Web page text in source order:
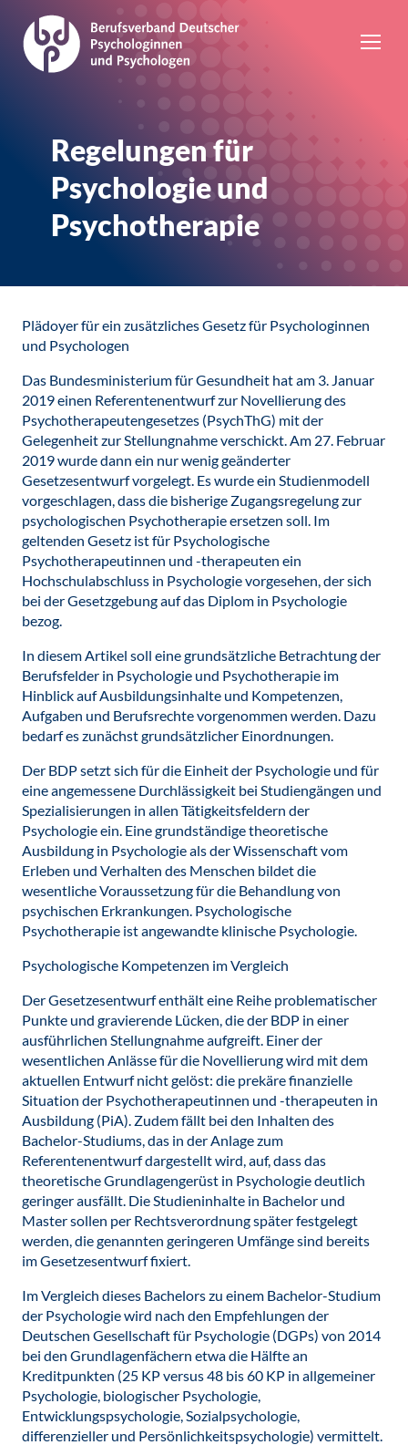
Regelungen für
Psychologie und
Psychotherapie
Plädoyer für ein zusätzliches Gesetz für Psychologinnen
und Psychologen
Das Bundesministerium für Gesundheit hat am 3. Januar
2019 einen Referentenentwurf zur Novellierung des
Psychotherapeutengesetzes (PsychThG) mit der
Gelegenheit zur Stellungnahme verschickt. Am 27. Februar
2019 wurde dann ein nur wenig geänderter
Gesetzesentwurf vorgelegt. Es wurde ein Studienmodell
vorgeschlagen, dass die bisherige Zugangsregelung zur
psychologischen Psychotherapie ersetzen soll. Im
geltenden Gesetz ist für Psychologische
Psychotherapeutinnen und -therapeuten ein
Hochschulabschluss in Psychologie vorgesehen, der sich
bei der Gesetzgebung auf das Diplom in Psychologie
bezog.
In diesem Artikel soll eine grundsätzliche Betrachtung der
Berufsfelder in Psychologie und Psychotherapie im
Hinblick auf Ausbildungsinhalte und Kompetenzen,
Aufgaben und Berufsrechte vorgenommen werden. Dazu
bedarf es zunächst grundsätzlicher Einordnungen.
Der BDP setzt sich für die Einheit der Psychologie und für
eine angemessene Durchlässigkeit bei Studiengängen und
Spezialisierungen in allen Tätigkeitsfeldern der
Psychologie ein. Eine grundständige theoretische
Ausbildung in Psychologie als der Wissenschaft vom
Erleben und Verhalten des Menschen bildet die
wesentliche Voraussetzung für die Behandlung von
psychischen Erkrankungen. Psychologische
Psychotherapie ist angewandte klinische Psychologie.
Psychologische Kompetenzen im Vergleich
Der Gesetzesentwurf enthält eine Reihe problematischer
Punkte und gravierende Lücken, die der BDP in einer
ausführlichen Stellungnahme aufgreift. Einer der
wesentlichen Anlässe für die Novellierung wird mit dem
aktuellen Entwurf nicht gelöst: die prekäre finanzielle
Situation der Psychotherapeutinnen und -therapeuten in
Ausbildung (PiA). Zudem fällt bei den Inhalten des
Bachelor-Studiums, das in der Anlage zum
Referentenentwurf dargestellt wird, auf, dass das
theoretische Grundlagengerüst in Psychologie deutlich
geringer ausfällt. Die Studieninhalte in Bachelor und
Master sollen per Rechtsverordnung später festgelegt
werden, die genannten geringeren Umfänge sind bereits
im Gesetzesentwurf fixiert.
Im Vergleich dieses Bachelors zu einem Bachelor-Studium
der Psychologie wird nach den Empfehlungen der
Deutschen Gesellschaft für Psychologie (DGPs) von 2014
bei den Grundlagenfächern etwa die Hälfte an
Kreditpunkten (25 KP versus 48 bis 60 KP in allgemeiner
Psychologie, biologischer Psychologie,
Entwicklungspsychologie, Sozialpsychologie,
differenzieller und Persönlichkeitspsychologie) vermittelt.